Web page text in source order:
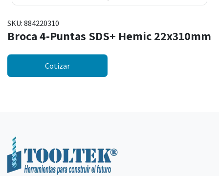
SKU: 884220310
Broca 4-Puntas SDS+ Hemic 22x310mm
Cotizar